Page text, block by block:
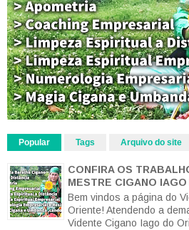
Popular Tags Arquivo do site
CONFIRA OS
MESTRE CIGANO
Bem vindos a página do
Oriente! Atendendo a
Vidente Cigano Iago do